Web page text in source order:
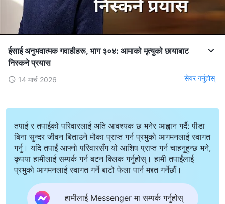
ईसाई अनुभवात्मक गवाहीहरू, भाग ३०४: आमाको मृत्युको छायाबाट
निस्कने प्रयास
14 मार्च 2026 सेयर गर्नुहोस्
तपाई र तपाईको परिवारलाई अति आवश्यक छ भनेर आह्वान गर्दै: पीडा
बिना सुन्दर जीवन बिताउने मौका प्राप्त गर्न प्रभुको आगमनलाई स्वागत
गर्नु। यदि तपाईं आफ्नो परिवारसँग यो आशिष प्राप्त गर्न चाहनुहुन्छ भने,
कृपया हामीलाई सम्पर्क गर्न बटन क्लिक गर्नुहोस्। हामी तपाईंलाई
प्रभुको आगमनलाई स्वागत गर्ने बाटो फेला पार्न मद्दत गर्नेछौं।
हामीलाई Messenger मा सम्पर्क गर्नुहोस्